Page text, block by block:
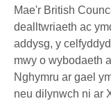
Mae'r British
dealltwriaeth ac
addysg, y
mwy o wybodaeth
Nghymru ar gael
neu dilynwch ni ar